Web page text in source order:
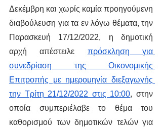
Δεκέμβρη και χωρίς καμία προηγούμενη
διαβούλευση για τα εν λόγω θέματα, την
Παρασκευή 17/12/2022, η δημοτική
αρχή απέστειλε πρόσκληση για
συνεδρίαση της Οικονομικής
Επιτροπής με ημερομηνία διεξαγωγής
την Τρίτη 21/12/2022 στις 10:00, στην
οποία συμπεριέλαβε το θέμα του
καθορισμού των δημοτικών τελών για